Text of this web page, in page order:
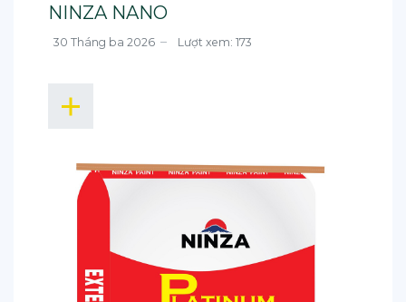
NINZA NANO
30 Tháng ba 2026 Lượt xem: 173